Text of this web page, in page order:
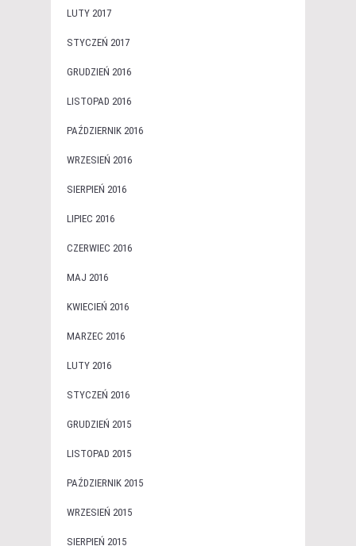
LUTY 2017
STYCZEŃ 2017
GRUDZIEŃ 2016
LISTOPAD 2016
PAŹDZIERNIK 2016
WRZESIEŃ 2016
SIERPIEŃ 2016
LIPIEC 2016
CZERWIEC 2016
MAJ 2016
KWIECIEŃ 2016
MARZEC 2016
LUTY 2016
STYCZEŃ 2016
GRUDZIEŃ 2015
LISTOPAD 2015
PAŹDZIERNIK 2015
WRZESIEŃ 2015
SIERPIEŃ 2015